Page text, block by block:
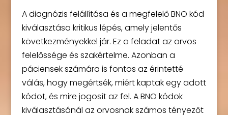
A diagnózis felállítása és a megfelelő BNO kód
kiválasztása kritikus lépés, amely jelentős
következményekkel jár. Ez a feladat az orvos
felelőssége és szakértelme. Azonban a
páciensek számára is fontos az érintetté
válás, hogy megértsék, miért kaptak egy adott
kódot, és mire jogosít az fel. A BNO kódok
kiválasztásánál az orvosnak számos tényezőt